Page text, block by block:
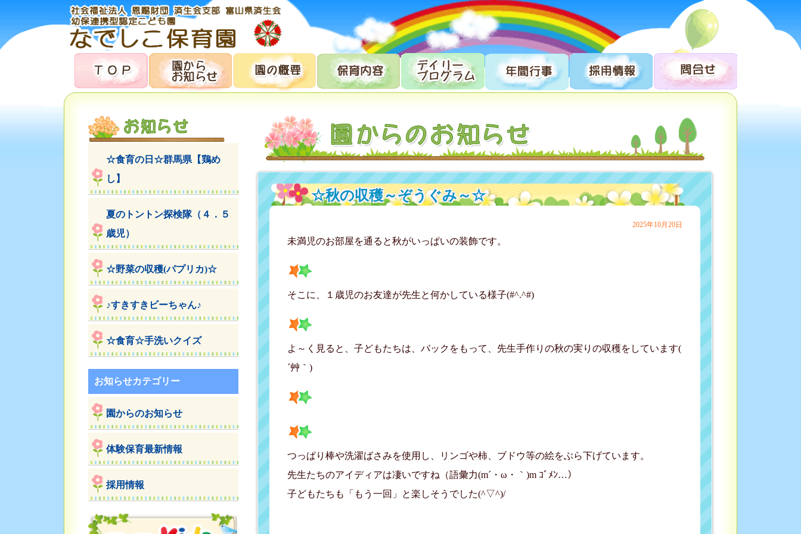
☆秋の収穫～ぞうぐみ～☆
2025年10月20日
未満児のお部屋を通ると秋がいっぱいの装飾です。
そこに、１歳児のお友達が先生と何かしている様子(#^.^#)
よ～く見ると、子どもたちは、バックをもって、先生手作りの秋の実りの収穫をしています(
´艸｀)
つっぱり棒や洗濯ばさみを使用し、リンゴや柿、ブドウ等の絵をぶら下げています。
先生たちのアイディアは凄いですね（語彙力(m´・ω・｀)m ｺﾞﾒﾝ…）
子どもたちも「もう一回」と楽しそうでした(^▽^)/
☆食育の日☆群馬県【鶏め
し】
夏のトントン探検隊（４．５
歳児）
☆野菜の収穫(パプリカ)☆
♪すきすきビーちゃん♪
☆食育☆手洗いクイズ
お知らせカテゴリー
園からのお知らせ
体験保育最新情報
採用情報